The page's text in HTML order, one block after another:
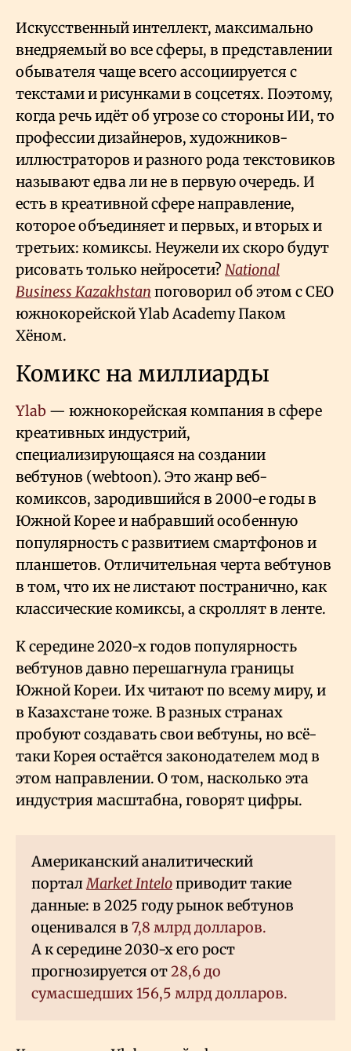
Искусственный интеллект, максимально
внедряемый во все сферы, в представлении
обывателя чаще всего ассоциируется с
текстами и рисунками в соцсетях. Поэтому,
когда речь идёт об угрозе со стороны ИИ, то
профессии дизайнеров, художников-
иллюстраторов и разного рода текстовиков
называют едва ли не в первую очередь. И
есть в креативной сфере направление,
которое объединяет и первых, и вторых и
третьих: комиксы. Неужели их скоро будут
рисовать только нейросети? National
Business Kazakhstan поговорил об этом с СEO
южнокорейской Ylab Academy Паком
Хёном.
Комикс на миллиарды
Ylab — южнокорейская компания в сфере
креативных индустрий,
специализирующаяся на создании
вебтунов (webtoon). Это жанр веб-
комиксов, зародившийся в 2000-е годы в
Южной Корее и набравший особенную
популярность с развитием смартфонов и
планшетов. Отличительная черта вебтунов
в том, что их не листают постранично, как
классические комиксы, а скроллят в ленте.
К середине 2020-х годов популярность
вебтунов давно перешагнула границы
Южной Кореи. Их читают по всему миру, и
в Казахстане тоже. В разных странах
пробуют создавать свои вебтуны, но всё-
таки Корея остаётся законодателем мод в
этом направлении. О том, насколько эта
индустрия масштабна, говорят цифры.
Американский аналитический
порталMarket Inteloприводит такие
данные: в 2025 году рынок вебтунов
оценивался в 7,8 млрд долларов.
А к середине 2030-х его рост
прогнозируется от28,6 до
сумасшедших 156,5 млрд долларов.